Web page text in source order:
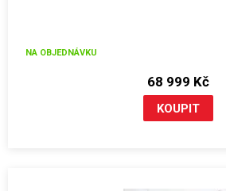
NA OBJEDNÁVKU
68 999 Kč